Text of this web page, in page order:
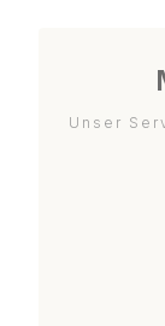
Unser